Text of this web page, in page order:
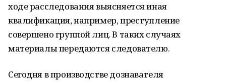
ходе расследования выясняется иная
квалификация, например, преступление
совершено группой лиц. В таких случаях
материалы передаются следователю.
Сегодня в производстве дознавателя